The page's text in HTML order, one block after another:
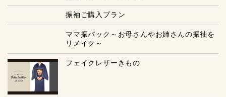
振袖ご購入プラン
ママ振パック～お母さんやお姉さんの振袖を
リメイク～
フェイクレザーきもの